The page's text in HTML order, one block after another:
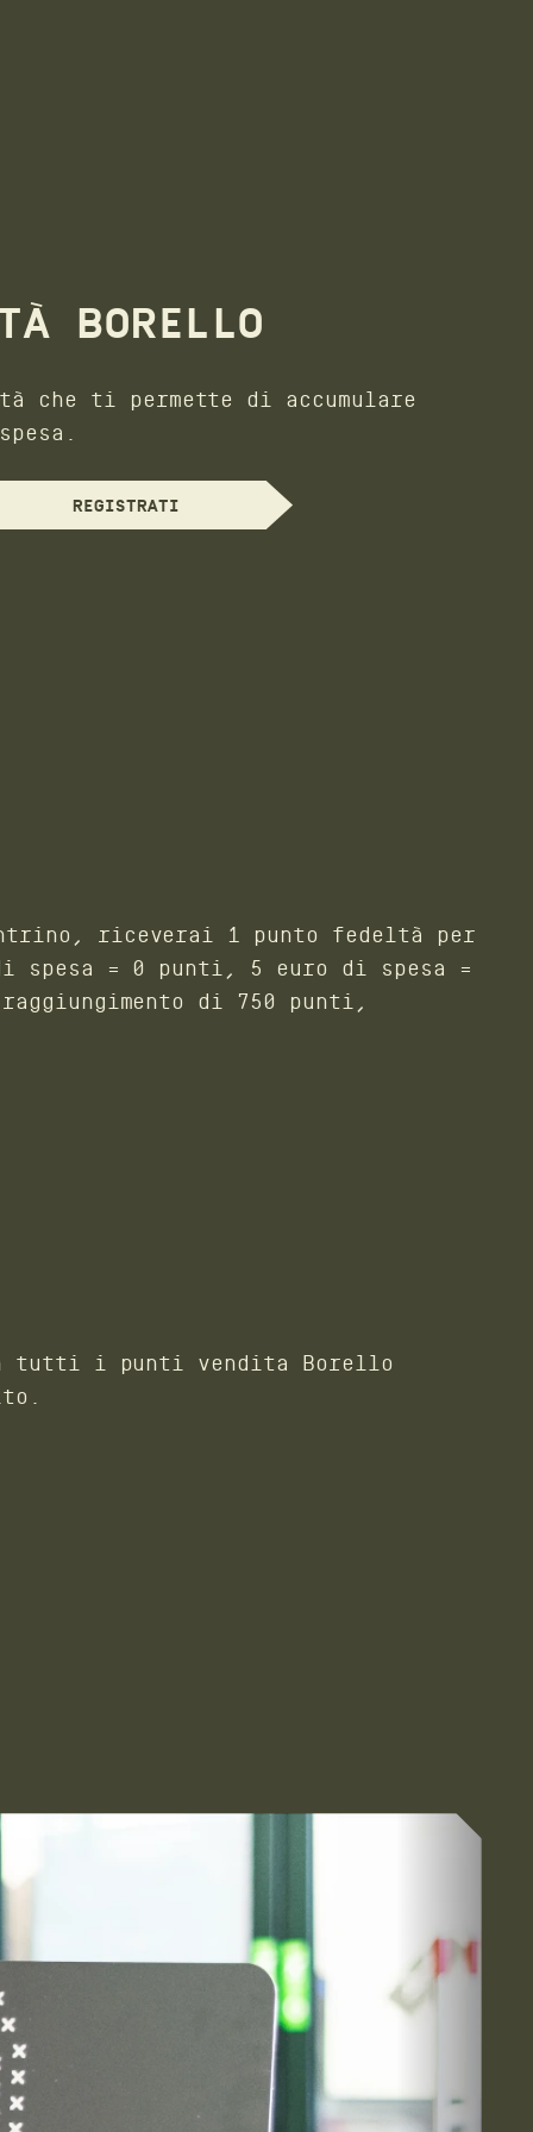
BORELLO
che ti permette di accumulare
REGISTRATI
riceverai 1 punto fedeltà per
spesa = 0 punti, 5 euro di spesa =
di 750 punti,
tutti i punti vendita Borello